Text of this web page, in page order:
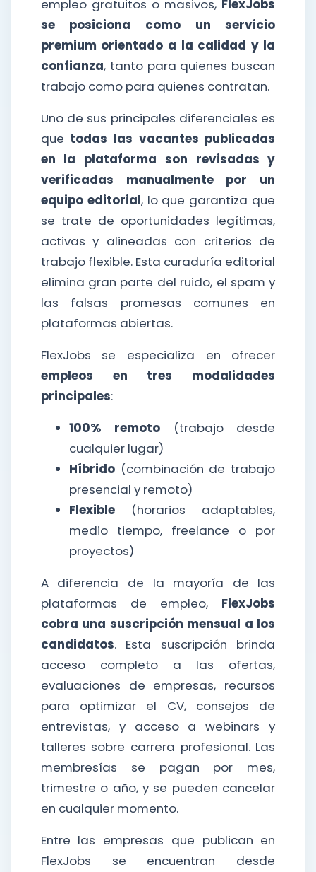
empleo gratuitos o masivos, FlexJobs
se posiciona como un servicio
premium orientado a la calidad y la
confianza, tanto para quienes buscan
trabajo como para quienes contratan.
Uno de sus principales diferenciales es
que todas las vacantes publicadas
en la plataforma son revisadas y
verificadas manualmente por un
equipo editorial, lo que garantiza que
se trate de oportunidades legítimas,
activas y alineadas con criterios de
trabajo flexible. Esta curaduría editorial
elimina gran parte del ruido, el spam y
las falsas promesas comunes en
plataformas abiertas.
FlexJobs se especializa en ofrecer
empleos en tres modalidades
principales:
100% remoto (trabajo desde
cualquier lugar)
Híbrido(combinación de trabajo
presencial y remoto)
Flexible(horarios adaptables,
medio tiempo, freelance o por
proyectos)
A diferencia de la mayoría de las
plataformas de empleo, FlexJobs
cobra una suscripción mensual a los
candidatos. Esta suscripción brinda
acceso completo a las ofertas,
evaluaciones de empresas, recursos
para optimizar el CV, consejos de
entrevistas, y acceso a webinars y
talleres sobre carrera profesional. Las
membresías se pagan por mes,
trimestre o año, y se pueden cancelar
en cualquier momento.
Entre las empresas que publican en
FlexJobs se encuentran desde